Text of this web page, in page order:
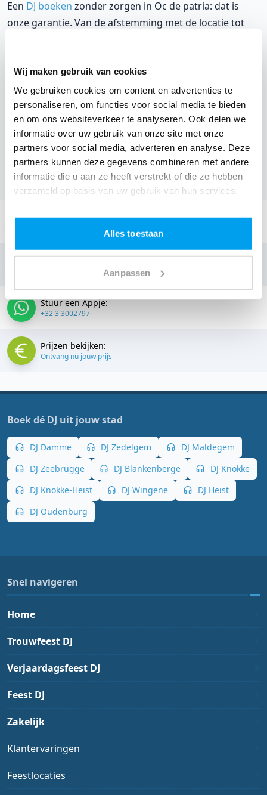
Wij maken gebruik van cookies
We gebruiken cookies om content en advertenties te
personaliseren, om functies voor social media te bieden
en om ons websiteverkeer te analyseren. Ook delen we
informatie over uw gebruik van onze site met onze
partners voor social media, adverteren en analyse. Deze
partners kunnen deze gegevens combineren met andere
informatie die u aan ze heeft verstrekt of die ze hebben
verzameld op basis van uw gebruik van hun services.
Alles toestaan
Aanpassen
Een DJ boeken zonder zorgen in Oc de patria: dat is
onze garantie. Van de afstemming met de locatie tot
natuurlijk weten wat het kost.
DJ boeken uit West-Vlaanderen
was nog nooit zo
makkelijk. Daarom kun je bij ons online de prijs
berekenen voor jouw feest. Ook kun je nu boeken of
een vrijblijvende offerte aanvragen. Boek de beste DJ uit
Assebroek en omgeving, en check dus nuonze prijzen
voor jouw DJ.
Stuur een email:
info@thedjcompany.be
Bellen:
Stuur een Appje:
+32 3 3002797
Prijzen bekijken:
Ontvang nu jouw prijs
Boek dé DJ uit jouw stad
DJ Damme DJ Zedelgem
DJ Maldegem
DJ Zeebrugge
DJ Blankenberge
DJ Knokke
DJ Knokke-Heist
DJ Wingene
DJ Heist
DJ Oudenburg
Snel navigeren
Home
Trouwfeest DJ
Verjaardagsfeest DJ
Feest DJ
Zakelijk
Klantervaringen
Feestlocaties